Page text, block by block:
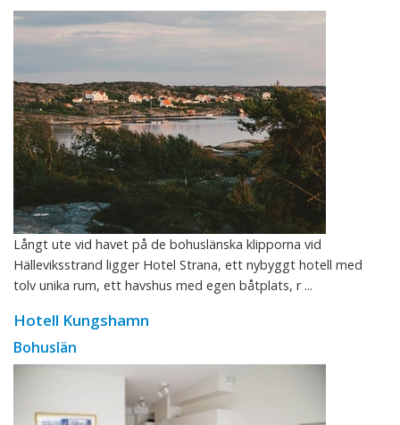
Långt ute vid havet på de bohuslänska klipporna vid
Hälleviksstrand ligger Hotel Strana, ett nybyggt hotell med
tolv unika rum, ett havshus med egen båtplats, r ...
Hotell Kungshamn
Bohuslän